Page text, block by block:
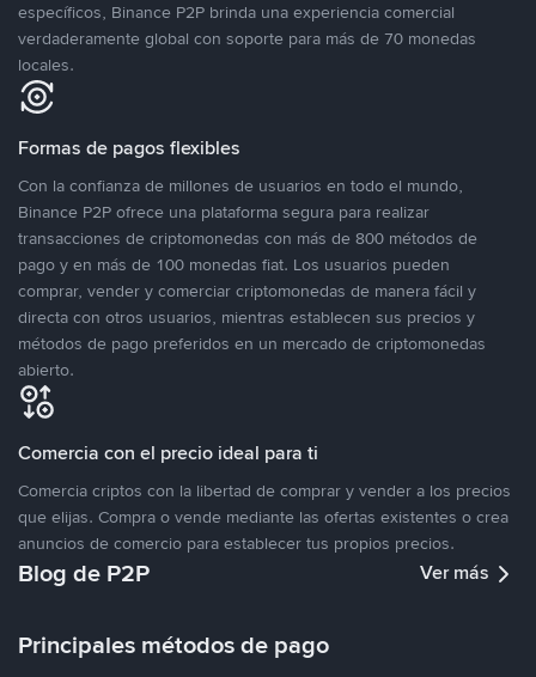
específicos, Binance P2P brinda una experiencia comercial
verdaderamente global con soporte para más de 70 monedas
locales.
Formas de pagos flexibles
Con la confianza de millones de usuarios en todo el mundo,
Binance P2P ofrece una plataforma segura para realizar
transacciones de criptomonedas con más de 800 métodos de
pago y en más de 100 monedas fiat. Los usuarios pueden
comprar, vender y comerciar criptomonedas de manera fácil y
directa con otros usuarios, mientras establecen sus precios y
métodos de pago preferidos en un mercado de criptomonedas
abierto.
Comercia con el precio ideal para ti
Comercia criptos con la libertad de comprar y vender a los precios
que elijas. Compra o vende mediante las ofertas existentes o crea
anuncios de comercio para establecer tus propios precios.
Blog de P2P Ver más
Principales métodos de pago